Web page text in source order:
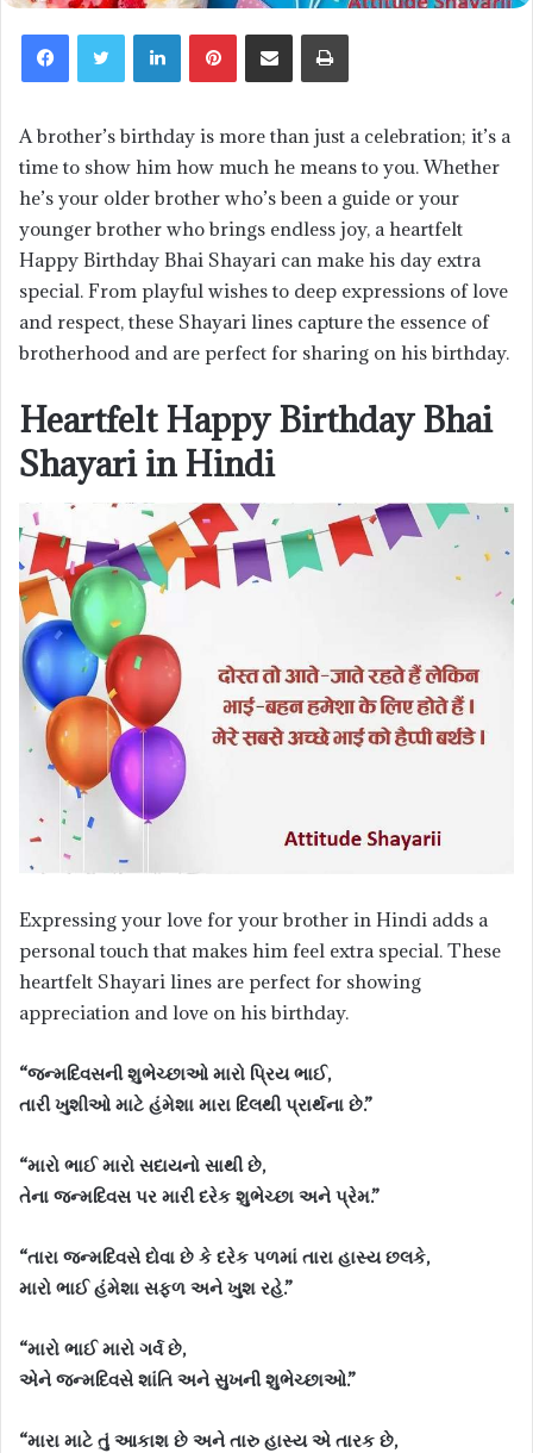
LinkedInPinterestShare via Email Print
A brother’s birthday is more than just a celebration; it’s a
time to show him how much he means to you. Whether
he’s your older brother who’s been a guide or your
younger brother who brings endless joy, a heartfelt
Happy Birthday Bhai Shayari can make his day extra
special. From playful wishes to deep expressions of love
and respect, these Shayari lines capture the essence of
brotherhood and are perfect for sharing on his birthday.
Heartfelt Happy Birthday Bhai
Shayari in Hindi
Expressing your love for your brother in Hindi adds a
personal touch that makes him feel extra special. These
heartfelt Shayari lines are perfect for showing
appreciation and love on his birthday.
“જન્મદિવસની શુભેચ્છાઓ મારો પ્રિય ભાઈ,
તારી ખુશીઓ માટે હંમેશા મારા દિલથી પ્રાર્થના છે.”
“મારો ભાઈ મારો સદાયનો સાથી છે,
તેના જન્મદિવસ પર મારી દરેક શુભેચ્છા અને પ્રેમ.”
“તારા જન્મદિવસે દોવા છે કે દરેક પળમાં તારા હાસ્ય છલકે,
મારો ભાઈ હંમેશા સફળ અને ખુશ રહે.”
“મારો ભાઈ મારો ગર્વ છે,
એને જન્મદિવસે શાંતિ અને સુખની શુભેચ્છાઓ.”
“મારા માટે તું આકાશ છે અને તારુ હાસ્ય એ તારક છે,